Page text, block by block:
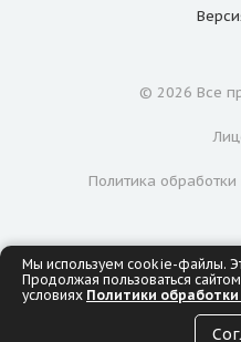
© 2026 Все
Политика
ИМЕЮТСЯ
Мы используем cookie-файлы.
Продолжая пользоваться
условиях Политики